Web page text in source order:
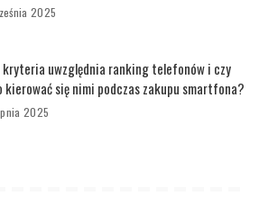
2025
kryteria uwzględnia ranking telefonów i czy
kierować się nimi podczas zakupu smartfona?
2025